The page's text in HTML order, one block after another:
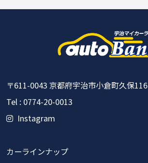
〒611-0043京都府宇治市小倉町久保116
Tel : 0774-20-0013
Instagram
カーラインナップ